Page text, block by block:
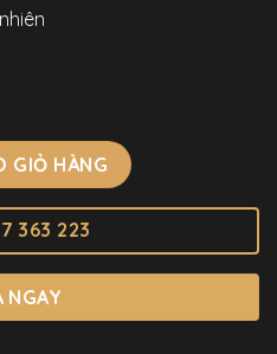
Cánh tiên Chính Hãng
GIỎ HÀNG
363 223
NGAY